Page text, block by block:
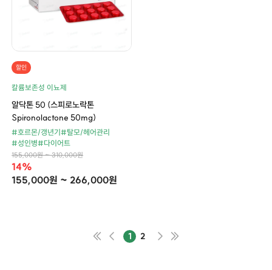
할인
칼륨보존성 이뇨제
알닥톤 50 (스피로노락톤
Spironolactone 50mg)
#호르몬/갱년기#탈모/헤어관리
#성인병#다이어트
155,000원 ~ 310,000원
14%
155,000원 ~ 266,000원
1 2